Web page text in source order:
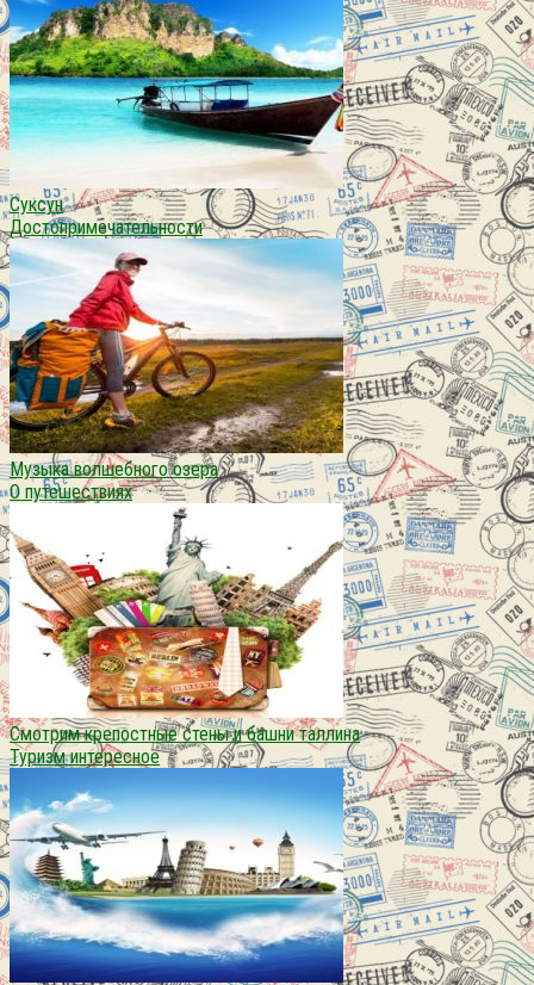
Суксун
Достопримечательности
Музыка волшебного озера
О путешествиях
Смотрим крепостные стены и башни таллина
Туризм интересное